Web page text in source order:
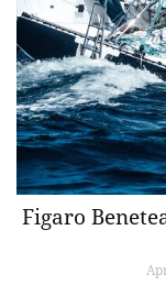
Figaro